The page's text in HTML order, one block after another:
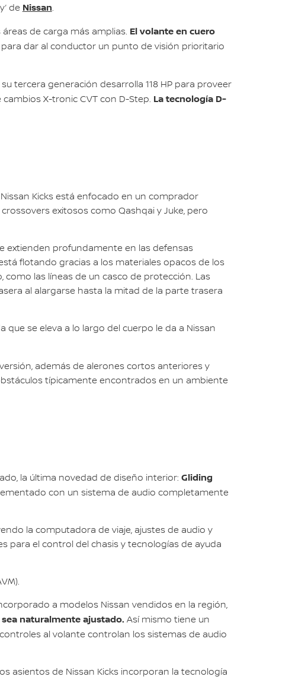
de Nissan.
de carga más amplias. El volante en cuero
dar al conductor un punto de visión prioritario
su tercera generación desarrolla 118 HP para proveer
X-tronic CVT con D-Step. La tecnología D-
Kicks está enfocado en un comprador
exitosos como Qashqai y Juke, pero
extienden profundamente en las defensas
flotando gracias a los materiales opacos de los
las líneas de un casco de protección. Las
al alargarse hasta la mitad de la parte trasera
se eleva a lo largo del cuerpo le da a Nissan
además de alerones cortos anteriores y
típicamente encontrados en un ambiente
la última novedad de diseño interior: Gliding
con un sistema de audio completamente
la computadora de viaje, ajustes de audio y
para el control del chasis y tecnologías de ayuda
a modelos Nissan vendidos en la región,
naturalmente ajustado. Así mismo tiene un
al volante controlan los sistemas de audio
asientos de Nissan Kicks incorporan la tecnología